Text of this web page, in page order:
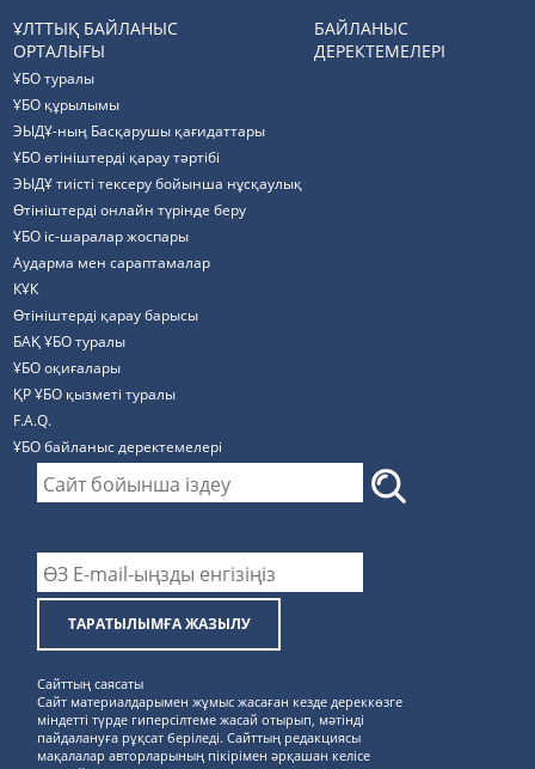
ҰЛТТЫҚ БАЙЛАНЫС
ОРТАЛЫҒЫ
ҰБО туралы
ҰБО құрылымы
ЭЫДҰ-ның Басқарушы қағидаттары
ҰБО өтініштерді қарау тәртібі
ЭЫДҰ тиісті тексеру бойынша нұсқаулық
Өтініштерді онлайн түрінде беру
ҰБО іс-шаралар жоспары
Аударма мен сараптамалар
КҰК
Өтініштерді қарау барысы
БАҚ ҰБО туралы
ҰБО оқиғалары
ҚР ҰБО қызметі туралы
F.A.Q.
ҰБО байланыс деректемелерi
БАЙЛАНЫС
ДЕРЕКТЕМЕЛЕРІ
ТАРАТЫЛЫМҒА ЖАЗЫЛУ
Сайттың саясаты
Сайт материалдарымен жұмыс жасаған кезде дереккөзге
міндетті түрде гиперсілтеме жасай отырып, мәтінді
пайдалануға рұқсат беріледі. Сайттың редакциясы
мақалалар авторларының пікірімен әрқашан келісе